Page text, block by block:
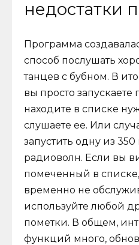
недостатки
Программа
способ послушать
танцев с бубном. В
вы просто
находите в списке
слушаете ее. Или
запустить одну из
радиоволн. Если вы
помеченный в списке,
временно не
используйте любой
пометки. В общем,
функций много,